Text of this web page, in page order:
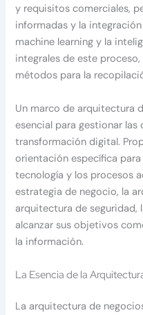
y requisitos comerciales,
informadas y la
machine learning y la
integrales de este
métodos para la
Un marco de arquitectura
esencial para gestionar las
transformación digital.
orientación específica
tecnología y los procesos
estrategia de negocio, la
arquitectura de seguridad,
alcanzar sus objetivos
la información.
La Esencia de la
La arquitectura de